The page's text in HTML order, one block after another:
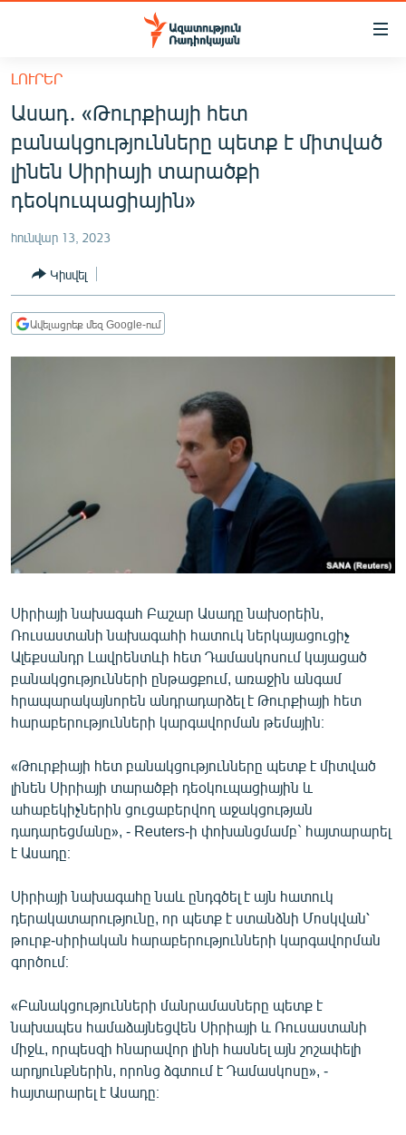
Մատչելիության
հիմնական
բովանդակությանը
Անցնել
հիմնական
մենյուին
Որոնում
ՀԱՅԱՍՏԱՆ
ՔԱՂԱՔԱԿԱՆ
ԸՆՏՐՈՒԹՅՈՒՆՆԵՐ 2026
ՏՆՏԵՍՈՒԹՅՈՒՆ
ՂԱՐԱԲԱՂ
ՊԱՏԵՐԱԶՄԻ 6 ՇԱԲԱԹՆԵՐԸ
ՄԵԿՆԱԲԱՆՈՒԹՅՈՒՆ
ՏՏ ԵՒ ԻՆՏԵՐՆԵՏ
ԱՐԽԻՎ
ՏԵՍԱՆՅՈՒԹԵՐ
ԲԱՆԱՎԵՃ
ՁԳՏԵԼՈՎ ԼԱՎԱԳՈՒՅՆԻՆ
Հայերեն
English
Русский
ՀԵՏԵՎԵՔ ՄԵԶ
«Ազատության» բոլոր կայքերը
ԼՈՒՐԵՐ
Ասադ․ «Թուրքիայի հետ
բանակցությունները պետք է միտված
լինեն Սիրիայի տարածքի
դեօկուպացիային»
հունվար 13, 2023
Կիսվել
Ավելացրեք մեզ Google-ում
Սիրիայի նախագահ Բաշար Ասադը նախօրեին,
Ռուսաստանի նախագահի հատուկ ներկայացուցիչ
Ալեքսանդր Լավրենտևի հետ Դամասկոսում կայացած
բանակցությունների ընթացքում, առաջին անգամ
հրապարակայնորեն անդրադարձել է Թուրքիայի հետ
հարաբերությունների կարգավորման թեմային։
«Թուրքիայի հետ բանակցությունները պետք է միտված
լինեն Սիրիայի տարածքի դեօկուպացիային և
ահաբեկիչներին ցուցաբերվող աջակցության
դադարեցմանը», - Reuters-ի փոխանցմամբ` հայտարարել
է Ասադը։
Սիրիայի նախագահը նաև ընդգծել է այն հատուկ
դերակատարությունը, որ պետք է ստանձնի Մոսկվան՝
թուրք-սիրիական հարաբերությունների կարգավորման
գործում։
«Բանակցությունների մանրամասները պետք է
նախապես համաձայնեցվեն Սիրիայի և Ռուսաստանի
միջև, որպեսզի հնարավոր լինի հասնել այն շոշափելի
արդյունքներին, որոնց ձգտում է Դամասկոսը», -
հայտարարել է Ասադը։